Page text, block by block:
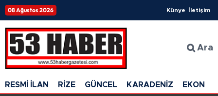
08 Ağustos 2026 Künye İletişim
Ara
RESMİ İLAN RİZE GÜNCEL KARADENİZ